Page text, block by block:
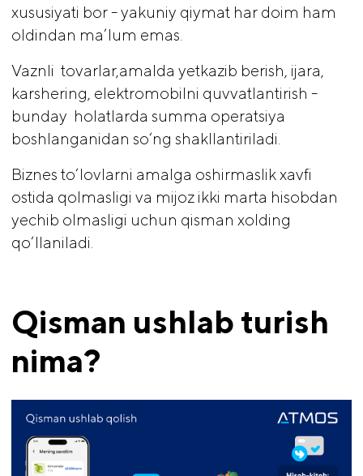
xususiyati bor - yakuniy qiymat har doim ham
oldindan ma’lum emas.
Vaznli tovarlar,amalda yetkazib berish, ijara,
karshering, elektromobilni quvvatlantirish -
bunday holatlarda summa operatsiya
boshlanganidan so‘ng shakllantiriladi.
Biznes to‘lovlarni amalga oshirmaslik xavfi
ostida qolmasligi va mijoz ikki marta hisobdan
yechib olmasligi uchun qisman xolding
qo‘llaniladi.
Qisman ushlab turish
nima?